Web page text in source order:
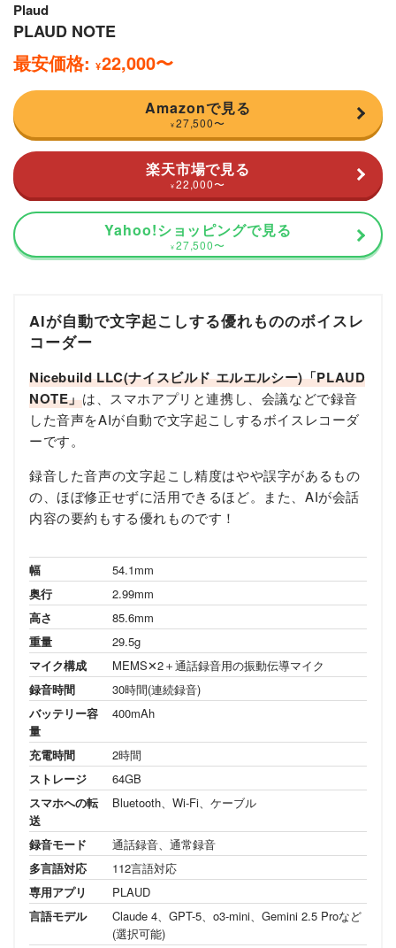
Plaud
PLAUD NOTE
最安価格: ¥22,000〜
Amazonで見る
¥ 27,500〜
楽天市場で見る
¥ 22,000〜
Yahoo!ショッピングで見る
¥ 27,500〜
AIが自動で文字起こしする優れもののボイスレ
コーダー
Nicebuild LLC(ナイスビルド エルエルシー)「PLAUD
NOTE」は、スマホアプリと連携し、会議などで録音
した音声をAIが自動で文字起こしするボイスレコーダ
ーです。
録音した音声の文字起こし精度はやや誤字があるもの
の、ほぼ修正せずに活用できるほど。また、AIが会話
内容の要約もする優れものです！
幅
54.1mm
奥行
2.99mm
高さ
85.6mm
重量
29.5g
マイク構成
MEMS✕2＋通話録音用の振動伝導マイク
録音時間
30時間(連続録音)
バッテリー容
量
400mAh
充電時間
2時間
ストレージ
64GB
スマホへの転
送
Bluetooth、Wi-Fi、ケーブル
録音モード
通話録音、通常録音
多言語対応
112言語対応
専用アプリ
PLAUD
言語モデル
Claude 4、GPT-5、o3-mini、Gemini 2.5 Proなど
(選択可能)